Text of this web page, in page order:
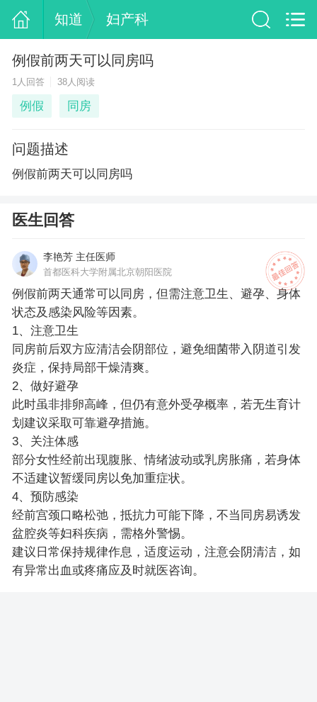
知道 妇产科
例假前两天可以同房吗
1人回答 38人阅读
例假 同房
问题描述
例假前两天可以同房吗
医生回答
李艳芳 主任医师
首都医科大学附属北京朝阳医院
例假前两天通常可以同房，但需注意卫生、避孕、身体
状态及感染风险等因素。
1、注意卫生
同房前后双方应清洁会阴部位，避免细菌带入阴道引发
炎症，保持局部干燥清爽。
2、做好避孕
此时虽非排卵高峰，但仍有意外受孕概率，若无生育计
划建议采取可靠避孕措施。
3、关注体感
部分女性经前出现腹胀、情绪波动或乳房胀痛，若身体
不适建议暂缓同房以免加重症状。
4、预防感染
经前宫颈口略松弛，抵抗力可能下降，不当同房易诱发
盆腔炎等妇科疾病，需格外警惕。
建议日常保持规律作息，适度运动，注意会阴清洁，如
有异常出血或疼痛应及时就医咨询。